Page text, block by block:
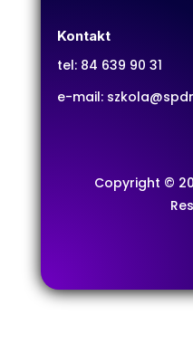
Kontakt
tel: 84 639 90 31
e-mail:
Copyright ©